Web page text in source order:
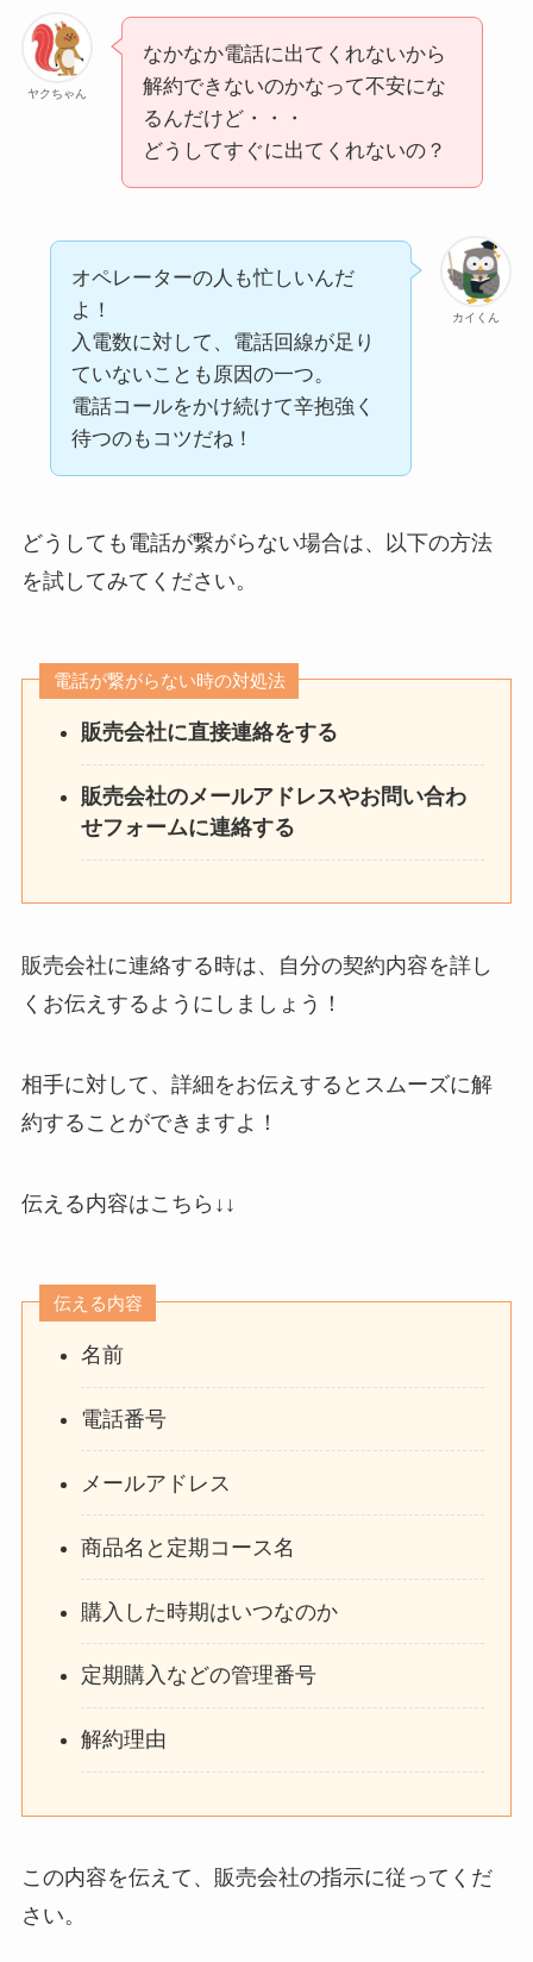
ヤクちゃん
なかなか電話に出てくれないから
解約できないのかなって不安にな
るんだけど・・・
どうしてすぐに出てくれないの？
カイくん
オペレーターの人も忙しいんだ
よ！
入電数に対して、電話回線が足り
ていないことも原因の一つ。
電話コールをかけ続けて辛抱強く
待つのもコツだね！
どうしても電話が繋がらない場合は、以下の方法
を試してみてください。
電話が繋がらない時の対処法
販売会社に直接連絡をする
販売会社のメールアドレスやお問い合わ
せフォームに連絡する
販売会社に連絡する時は、自分の契約内容を詳し
くお伝えするようにしましょう！
相手に対して、詳細をお伝えするとスムーズに解
約することができますよ！
伝える内容はこちら↓↓
伝える内容
名前
電話番号
メールアドレス
商品名と定期コース名
購入した時期はいつなのか
定期購入などの管理番号
解約理由
この内容を伝えて、販売会社の指示に従ってくだ
さい。